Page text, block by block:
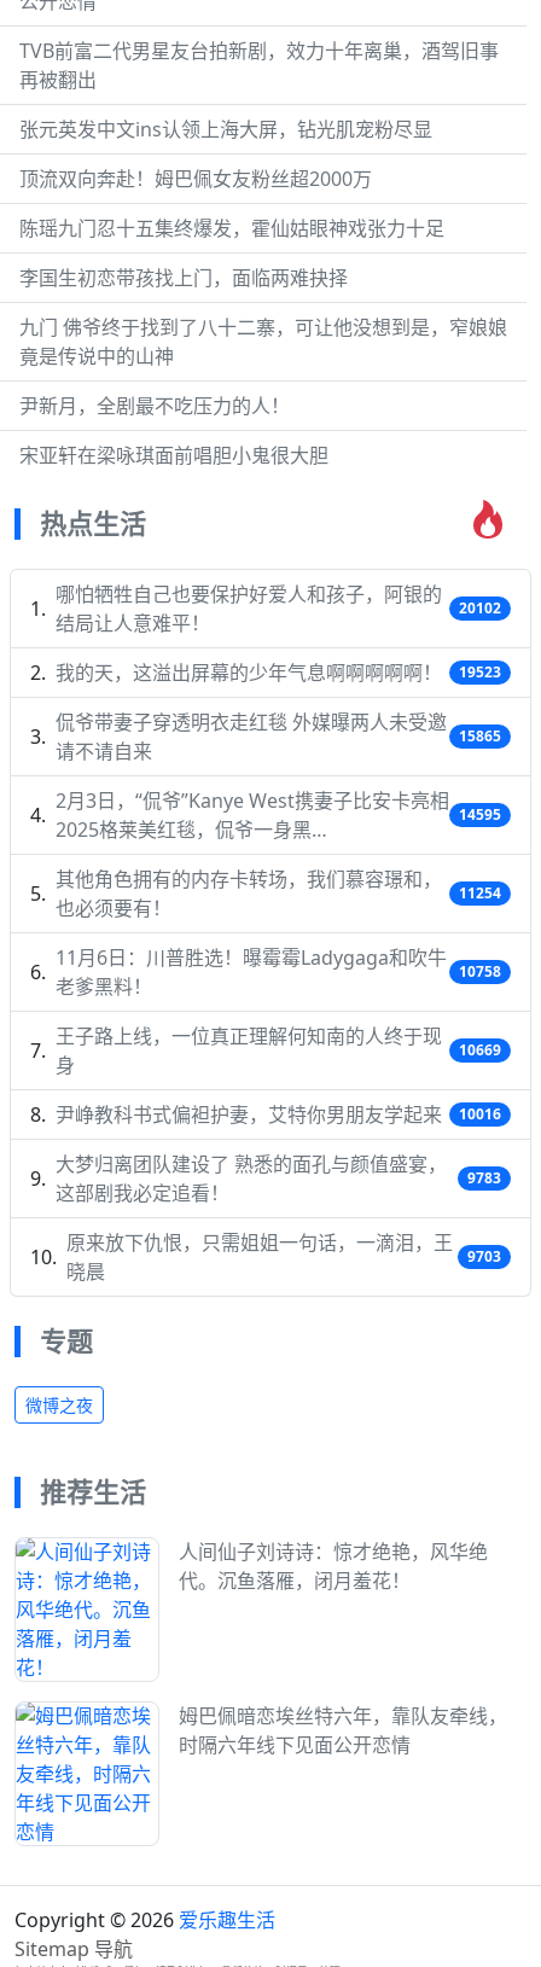
TVB前富二代男星友台拍新剧，效力十年离巢，酒驾旧事
再被翻出
张元英发中文ins认领上海大屏，钻光肌宠粉尽显
顶流双向奔赴！姆巴佩女友粉丝超2000万
陈瑶九门忍十五集终爆发，霍仙姑眼神戏张力十足
李国生初恋带孩找上门，面临两难抉择
九门 佛爷终于找到了八十二寨，可让他没想到是，窄娘娘
竟是传说中的山神
尹新月，全剧最不吃压力的人！
宋亚轩在梁咏琪面前唱胆小鬼很大胆
热点生活
哪怕牺牲自己也要保护好爱人和孩子，阿银的
结局让人意难平！
20102
我的天，这溢出屏幕的少年气息啊啊啊啊啊！ 19523
侃爷带妻子穿透明衣走红毯 外媒曝两人未受邀
请不请自来
15865
2月3日，“侃爷”Kanye West携妻子比安卡亮相
2025格莱美红毯，侃爷一身黑…
14595
其他角色拥有的内存卡转场，我们慕容璟和，
也必须要有！
11254
11月6日：川普胜选！曝霉霉Ladygaga和吹牛
老爹黑料！
10758
王子路上线，一位真正理解何知南的人终于现
身
10669
尹峥教科书式偏袒护妻，艾特你男朋友学起来 10016
大梦归离团队建设了 熟悉的面孔与颜值盛宴，
这部剧我必定追看！
9783
原来放下仇恨，只需姐姐一句话，一滴泪，王
晓晨
9703
专题
微博之夜
推荐生活
人间仙子刘诗诗：惊才绝艳，风华绝
代。沉鱼落雁，闭月羞花！
姆巴佩暗恋埃丝特六年，靠队友牵线，
时隔六年线下见面公开恋情
Copyright © 2026 爱乐趣生活
Sitemap 导航